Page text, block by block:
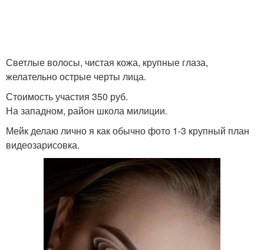
Светлые волосы, чистая кожа, крупные глаза,
желательно острые черты лица.
Стоимость участия 350 руб.
На западном, район школа милиции.
Мейк делаю лично я как обычно фото 1-3 крупный план
видеозарисовка.